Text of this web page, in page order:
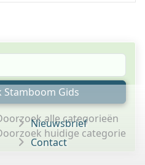
Stamboom Gids
alle categorieën
huidige categorie
Nieuwsbrief
Contact